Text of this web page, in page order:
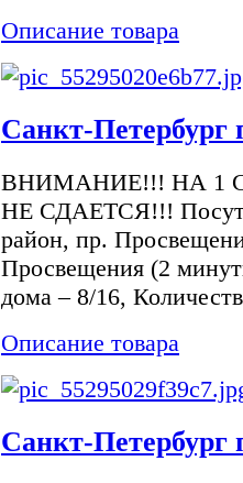
Описание товара
Санкт-Петербург
ВНИМАНИЕ!!! НА 1
НЕ СДАЕТСЯ!!!
район, пр.
Просвещения (2
дома – 8/16,
Описание товара
Санкт-Петербург